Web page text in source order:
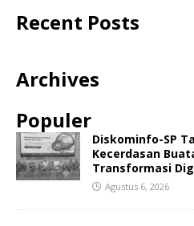
Recent Posts
Archives
Populer
Diskominfo-SP
Kecerdasan
Transformasi
Agustus 6, 2026